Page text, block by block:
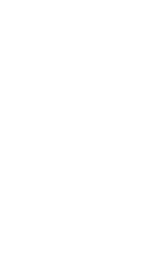
de wereld of de
maakt geen verschil: Voor
Zo ontsluiten de zedelijke
eerste plaats de negatieve,
tegelijkertijd persoonlijke
doordat ze de
waardigheid van elke mens
ze het behoud van de
netwerken en de juiste en
ontwikkeling hiervan.
tweede tafel van de
jongeman uit het
vormen de grondregels